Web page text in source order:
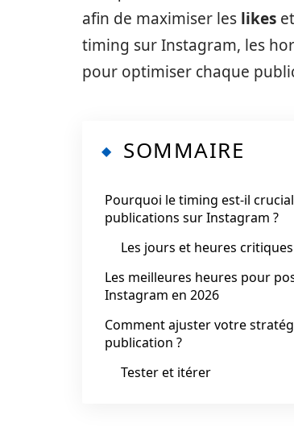
afin de maximiser les likes
timing sur Instagram, les
pour optimiser chaque
SOMMAIRE
Pourquoi le timing est-il
publications sur Instagram ?
Les jours et heures critiques
Les meilleures heures pour
Instagram en 2026
Comment ajuster votre
publication ?
Tester et itérer